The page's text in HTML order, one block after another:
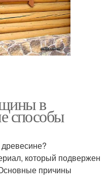
в
способы
который подвержен
причины